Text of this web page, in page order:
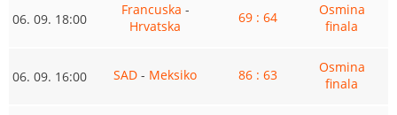
06. 09. 18:00
Francuska -
Hrvatska
69 : 64
Osmina
finala
06. 09. 16:00 SAD - Meksiko 86 : 63
Osmina
finala